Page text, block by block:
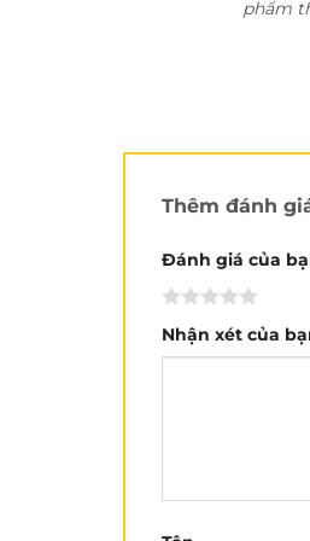
Điều thu hút đầu
phẩm
Thêm đánh
Đánh giá của
Nhận xét của